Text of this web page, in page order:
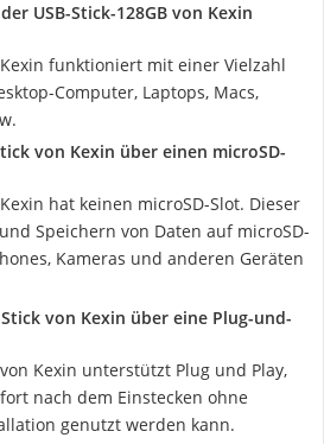
USB-Stick-128GB von Kexin
Kexin funktioniert mit einer Vielzahl
Computer, Laptops, Macs,
von Kexin über einen microSD-
hat keinen microSD-Slot. Dieser
Speichern von Daten auf microSD-
Kameras und anderen Geräten
von Kexin über eine Plug-und-
von Kexin unterstützt Plug und Play,
nach dem Einstecken ohne
genutzt werden kann.